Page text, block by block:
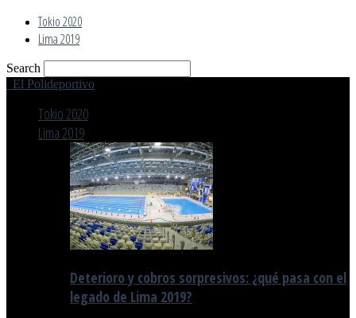
Tokio 2020
Lima 2019
Search
El Polideportivo
Tokio 2020
Lima 2019
Deterioro y cobros sorpresivos: ¿qué pasa con el
legado de Lima 2019?